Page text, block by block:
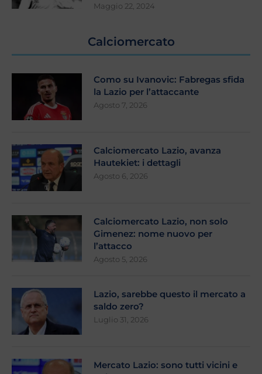
Maggio 22, 2024
Calciomercato
Como su Ivanovic: Fabregas sfida
la Lazio per l’attaccante
Agosto 7, 2026
Calciomercato Lazio, avanza
Hautekiet: i dettagli
Agosto 6, 2026
Calciomercato Lazio, non solo
Gimenez: nome nuovo per
l’attacco
Agosto 5, 2026
Lazio, sarebbe questo il mercato a
saldo zero?
Luglio 31, 2026
Mercato Lazio: sono tutti vicini e